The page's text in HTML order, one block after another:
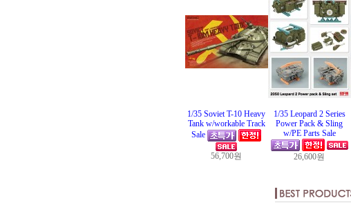
1/35 Soviet T-10 Heavy
Tank w/workable Track
Sale
56,700원
1/35 Leopard 2 Series
Power Pack & Sling
w/PE Parts Sale
26,600원